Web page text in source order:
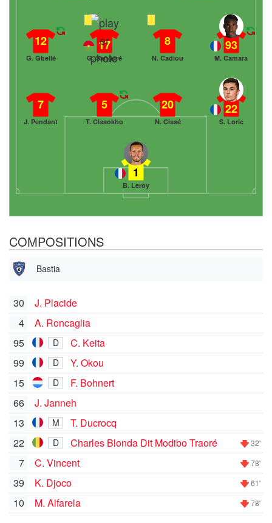
1
B. Leroy
7
J. Pendant
5
T. Cissokho
20
N. Cissé
22
S. Loric
12
G. Gbellé
17
G. Sangaré
8
N. Cadiou
93
M. Camara
COMPOSITIONS
Bastia
30
J. Placide
4
A. Roncaglia
95
D
C. Keita
99
D
Y. Okou
15
D
F. Bohnert
66
J. Janneh
13
M
T. Ducrocq
22
D Charles Blonda Dit Modibo Traoré 32'
7 C. Vincent 78'
39 K. Djoco 61'
10 M. Alfarela 78'